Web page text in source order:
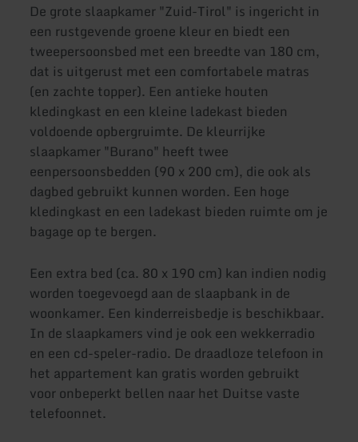
De grote slaapkamer "Zuid-Tirol" is ingericht in
een rustgevende groene kleur en biedt een
tweepersoonsbed met een breedte van 180 cm,
dat is uitgerust met een comfortabele matras
(en zachte topper). Een antieke houten
kledingkast en een kleine ladekast bieden
voldoende opbergruimte. De kleurrijke
slaapkamer "Burano" heeft twee
eenpersoonsbedden (90 x 200 cm), die ook als
dagbed gebruikt kunnen worden. Een hoge
kledingkast en een ladekast bieden ruimte om je
bagage op te bergen.
Een extra bed (ca. 80 x 190 cm) kan indien nodig
worden toegevoegd aan de slaapbank in de
woonkamer. Een kinderreisbedje is beschikbaar.
In de slaapkamers vind je ook een wekkerradio
en een cd-speler-radio. De draadloze telefoon in
het appartement kan gratis worden gebruikt
voor onbeperkt bellen naar het Duitse vaste
telefoonnet.